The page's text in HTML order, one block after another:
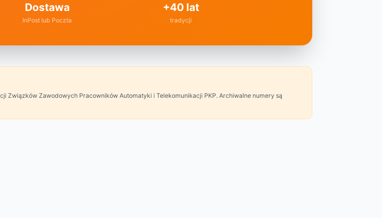
Dostawa
InPost lub Poczta
+40 lat
tradycji
Związków Zawodowych Pracowników Automatyki i Telekomunikacji PKP. Archiwalne numery są